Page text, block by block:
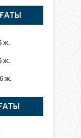
ж.
ж.
ж.